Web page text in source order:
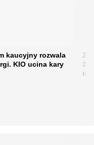
kaucyjny rozwala
KIO ucina kary
31